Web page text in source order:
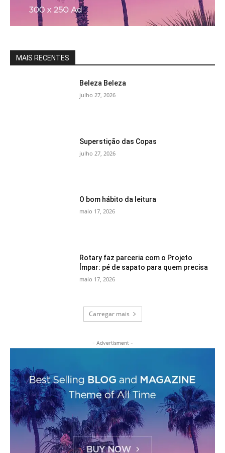
MAIS RECENTES
Beleza Beleza
julho 27, 2026
Superstição das Copas
julho 27, 2026
O bom hábito da leitura
maio 17, 2026
Rotary faz parceria com o Projeto
Ímpar: pé de sapato para quem precisa
maio 17, 2026
Carregar mais
- Advertisment -